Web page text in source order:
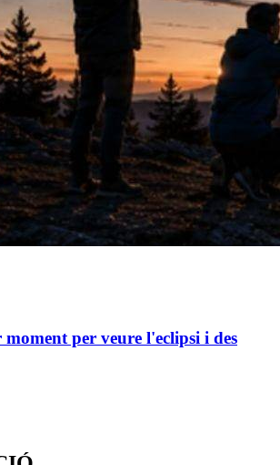
per veure l'eclipsi i des